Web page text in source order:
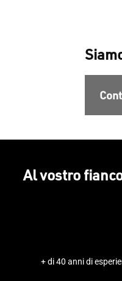
Al vostro
+ di 40 anni di